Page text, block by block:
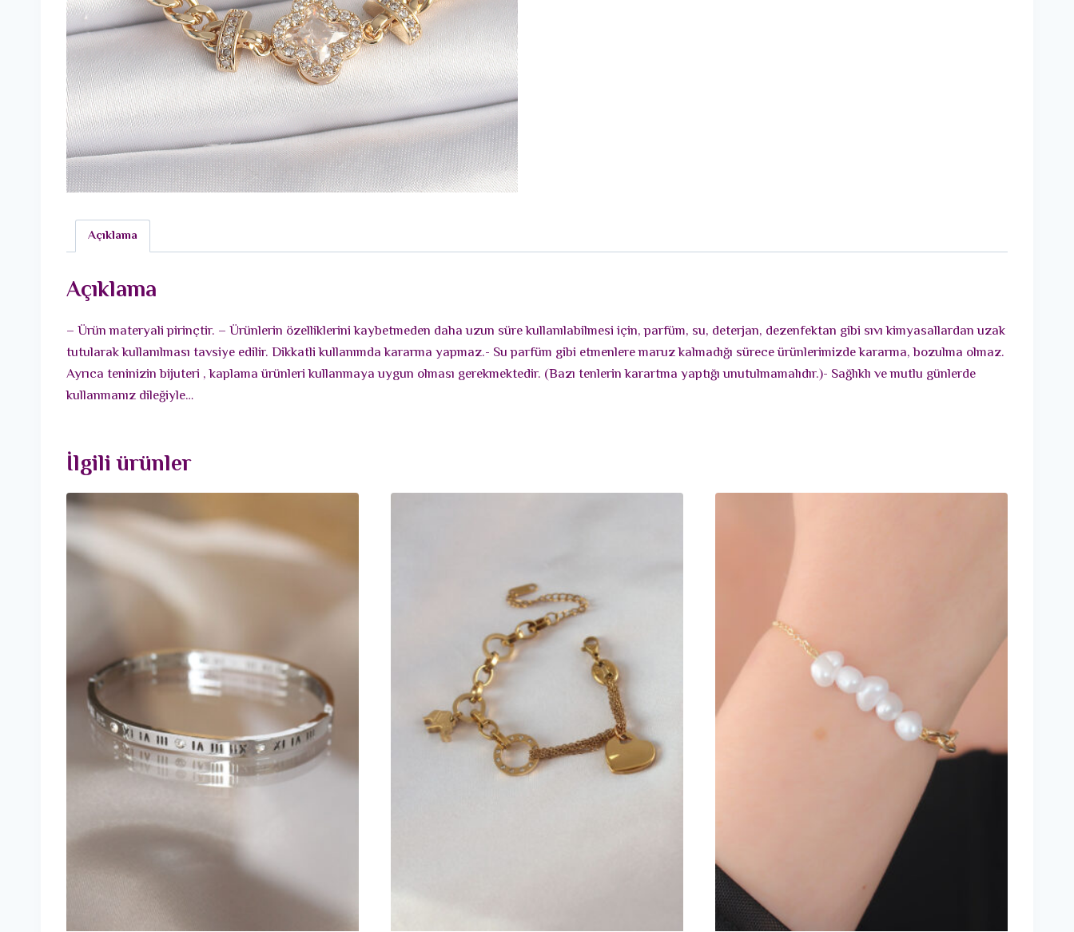
Açıklama
Açıklama
– Ürün materyali pirinçtir. – Ürünlerin özelliklerini kaybetmeden daha uzun süre kullanılabilmesi için, parfüm, su, deterjan, dezenfektan gibi sıvı kimyasallardan uzak
tutularak kullanılması tavsiye edilir. Dikkatli kullanımda kararma yapmaz.- Su parfüm gibi etmenlere maruz kalmadığı sürece ürünlerimizde kararma, bozulma olmaz.
Ayrıca teninizin bijuteri , kaplama ürünleri kullanmaya uygun olması gerekmektedir. (Bazı tenlerin karartma yaptığı unutulmamalıdır.)- Sağlıklı ve mutlu günlerde
kullanmanız dileğiyle…
İlgili ürünler